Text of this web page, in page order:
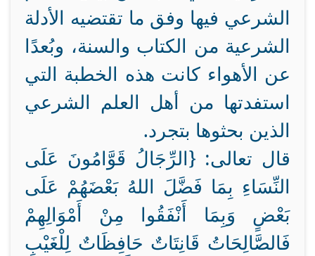
الشرعي فيها وفق ما تقتضيه الأدلة
الشرعية من الكتاب والسنة، وبُعدًا
عن الأهواء كانت هذه الخطبة التي
استفدتها من أهل العلم الشرعي
الذين بحثوها بتجرد.
قال تعالى: {الرِّجَالُ قَوَّامُونَ عَلَى
النِّسَاءِ بِمَا فَضَّلَ اللهُ بَعْضَهُمْ عَلَى
بَعْضٍ وَبِمَا أَنْفَقُوا مِنْ أَمْوَالِهِمْ
فَالصَّالِحَاتُ قَانِتَاتٌ حَافِظَاتٌ لِلْغَيْبِ